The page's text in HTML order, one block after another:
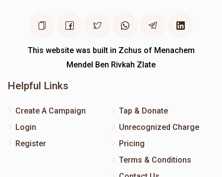
This website was built in Zchus of Menachem
Mendel Ben Rivkah Zlate
Helpful Links
Create A Campaign
Login
Register
Tap & Donate
Unrecognized Charge
Pricing
Terms & Conditions